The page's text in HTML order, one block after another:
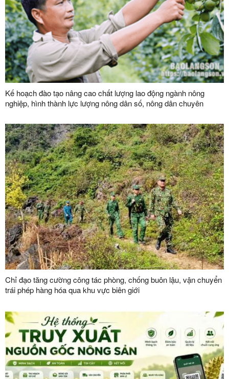
Kế hoạch đào tạo nâng cao chất lượng lao động ngành nông
nghiệp, hình thành lực lượng nông dân số, nông dân chuyên
năm 2026
Chỉ đạo tăng cường công tác phòng, chống buôn lậu, vận chuyển
trái phép hàng hóa qua khu vực biên giới